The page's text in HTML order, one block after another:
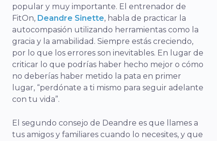
popular y muy importante. El entrenador de
FitOn, Deandre Sinette, habla de practicar la
autocompasión utilizando herramientas como la
gracia y la amabilidad. Siempre estás creciendo,
por lo que los errores son inevitables. En lugar de
criticar lo que podrías haber hecho mejor o cómo
no deberías haber metido la pata en primer
lugar, “perdónate a ti mismo para seguir adelante
con tu vida”.
El segundo consejo de Deandre es que llames a
tus amigos y familiares cuando lo necesites, y que